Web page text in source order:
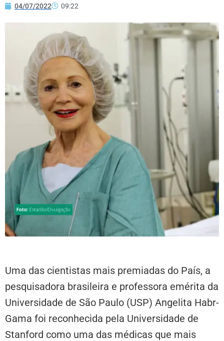
04/07/2022 09:22
Uma das cientistas mais premiadas do País, a
pesquisadora brasileira e professora emérita da
Universidade de São Paulo (USP) Angelita Habr-
Gama foi reconhecida pela Universidade de
Stanford como uma das médicas que mais